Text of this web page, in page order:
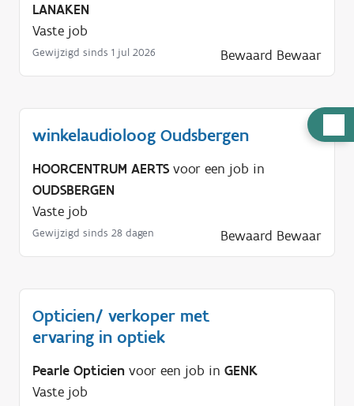
u
o
g
LANAKEN
Vaste job
Gewijzigd sinds 1 jul 2026 Bewaard Bewaar
winkelaudioloog Oudsbergen
HOORCENTRUM AERTS voor een job in
OUDSBERGEN
Vaste job
Gewijzigd sinds 28 dagen Bewaard Bewaar
Opticien/ verkoper met
ervaring in optiek
Pearle Opticien voor een job in GENK
Vaste job